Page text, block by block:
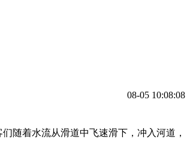
08-05 10:08:08
随着水流从滑道中飞速滑下，冲入河道，